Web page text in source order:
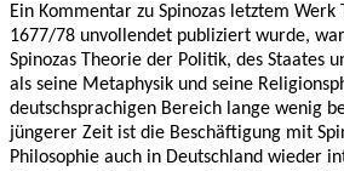
Ein Kommentar zu Spinozas letztem
1677/78 unvollendet publiziert wurde,
Spinozas Theorie der Politik, des Staates
als seine Metaphysik und seine
deutschsprachigen Bereich lange wenig
jüngerer Zeit ist die Beschäftigung mit
Philosophie auch in Deutschland wieder